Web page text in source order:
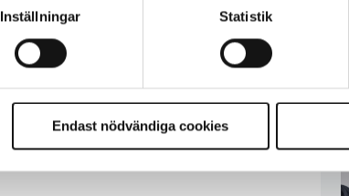
Inställningar Statistik
Endast nödvändiga cookies